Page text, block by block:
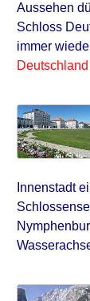
Aussehen
Schloss
immer
Deutschland
Innenstadt